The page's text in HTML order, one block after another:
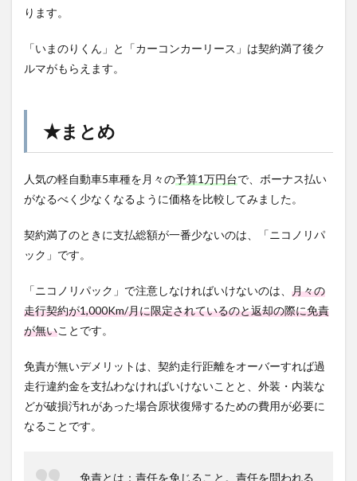
ります。
「いまのりくん」と「カーコンカーリース」は契約満了後ク
ルマがもらえます。
★まとめ
人気の軽自動車5車種を月々の予算1万円台で、ボーナス払い
がなるべく少なくなるように価格を比較してみました。
契約満了のときに支払総額が一番少ないのは、「ニコノリパ
ック」です。
「ニコノリパック」で注意しなければいけないのは、 月々の
走行契約が1,000Km/月に限定されているのと返却の際に免責
が無いことです。
免責が無いデメリットは、契約走行距離をオーバーすれば過
走行違約金を支払わなければいけないことと、外装・内装な
どが破損汚れがあった場合原状復帰するための費用が必要に
なることです。
免責とは：責任を免じること。責任を問われる